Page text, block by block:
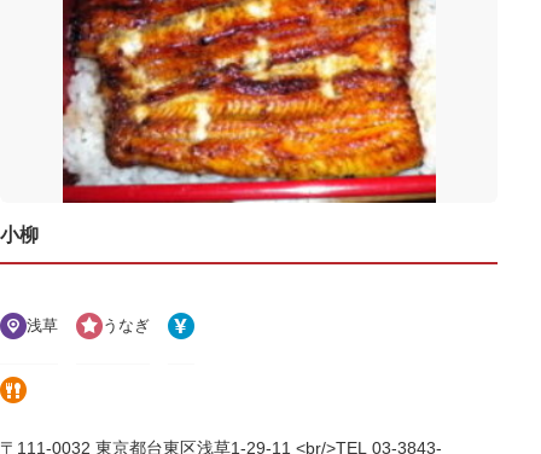
小柳
浅草 うなぎ
〒111-0032 東京都台東区浅草1-29-11 <br/>TEL 03-3843-